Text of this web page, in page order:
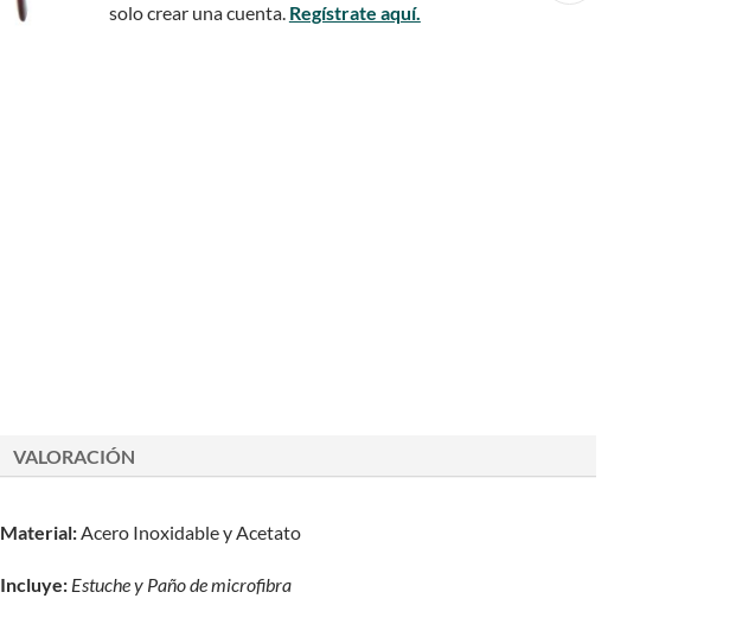
solo crear una cuenta. Regístrate aquí.
VALORACIÓN
Material:Acero Inoxidable y Acetato
Incluye: Estuche y Paño de microfibra